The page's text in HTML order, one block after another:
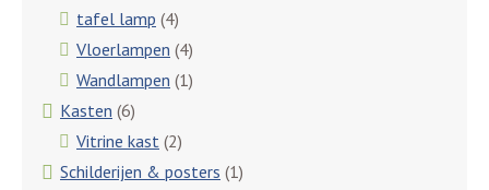
tafel lamp (4)
Vloerlampen (4)
Wandlampen (1)
Kasten (6)
Vitrine kast (2)
Schilderijen & posters (1)